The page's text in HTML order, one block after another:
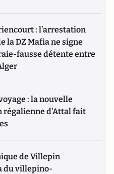
: l’arrestation
la DZ Mafia ne signe
fausse détente entre
: la nouvelle
régalienne d'Attal fait
de Villepin
du villepino-